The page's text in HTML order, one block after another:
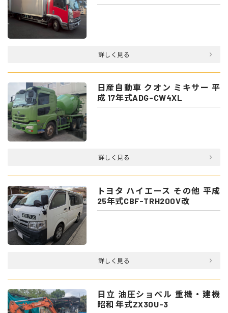
詳しく見る
日産自動車 クオン ミキサー 平
成 17年式ADG-CW4XL
詳しく見る
トヨタ ハイエース その他 平成
25年式CBF-TRH200V改
詳しく見る
日立 油圧ショベル 重機・建機
昭和 年式ZX30U-3